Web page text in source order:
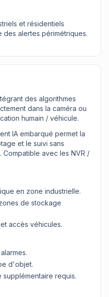
et résidentiels
alertes périmétriques.
des algorithmes
dans la caméra ou
humain / véhicule.
IA embarqué permet la
et le suivi sans
avec les NVR /
en zone industrielle.
de stockage
accès véhicules.
d'objet.
requis.